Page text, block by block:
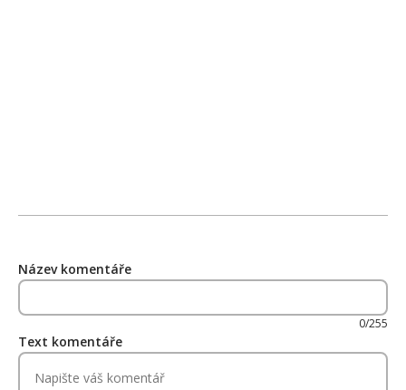
Název komentáře
0/255
Text komentáře